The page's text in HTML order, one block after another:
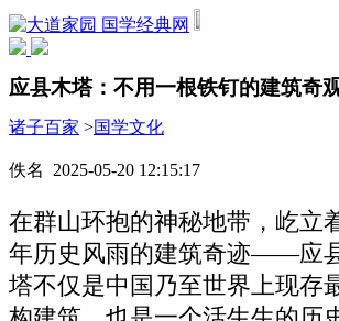
国学经典网
应县木塔：不用一根铁钉的建筑奇
诸子百家 >国学文化
佚名 2025-05-20 12:15:17
在群山环抱的神秘地带，屹立
年历史风雨的建筑奇迹——应
塔不仅是中国乃至世界上现存